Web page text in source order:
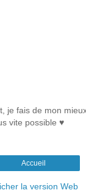
je fais de mon
vite possible ♥
Accueil
la version Web